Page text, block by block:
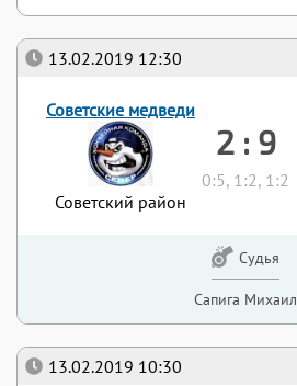
13.02.2019 10:30
13.02.2019 12:30
Советские медведи
Советский район
2 : 9
0:5, 1:2, 1:2
Судья
Сапига Михаил